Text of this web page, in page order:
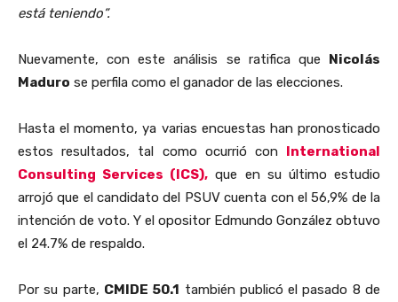
está teniendo”.
Nuevamente, con este análisis se ratifica que Nicolás
Maduro se perfila como el ganador de las elecciones.
Hasta el momento, ya varias encuestas han pronosticado
estos resultados, tal como ocurrió con International
Consulting Services (ICS), que en su último estudio
arrojó que el candidato del PSUV cuenta con el 56,9% de la
intención de voto. Y el opositor Edmundo González obtuvo
el 24.7% de respaldo.
Por su parte, CMIDE 50.1 también publicó el pasado 8 de